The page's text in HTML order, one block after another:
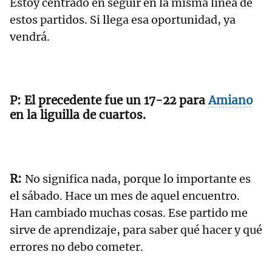
estos partidos. Si llega esa oportunidad, ya
vendrá.
El precedente fue un 17-22 paraAmiano
en la liguilla de cuartos.
No significa nada, porque lo importante es
el sábado. Hace un mes de aquel encuentro.
Han cambiado muchas cosas. Ese partido me
sirve de aprendizaje, para saber qué hacer y qué
errores no debo cometer.